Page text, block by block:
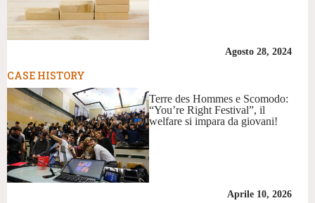
Agosto 28, 2024
CASE HISTORY
Terre des Hommes e Scomodo:
“You’re Right Festival”, il
welfare si impara da giovani!
Aprile 10, 2026